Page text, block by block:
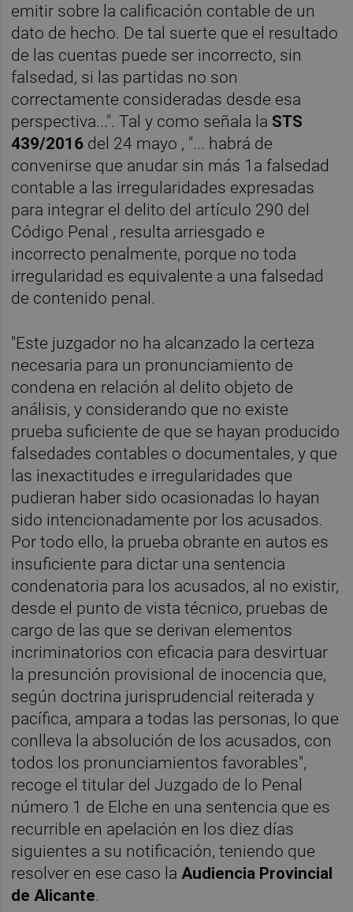
emitir sobre la calificación contable de un
dato de hecho. De tal suerte que el resultado
de las cuentas puede ser incorrecto, sin
falsedad, si las partidas no son
correctamente consideradas desde esa
perspectiva...". Tal y como señala la STS
439/2016 del 24 mayo , "... habrá de
convenirse que anudar sin más 1a falsedad
contable a las irregularidades expresadas
para integrar el delito del artículo 290 del
Código Penal , resulta arriesgado e
incorrecto penalmente, porque no toda
irregularidad es equivalente a una falsedad
de contenido penal.
"Este juzgador no ha alcanzado la certeza
necesaria para un pronunciamiento de
condena en relación al delito objeto de
análisis, y considerando que no existe
prueba suficiente de que se hayan producido
falsedades contables o documentales, y que
las inexactitudes e irregularidades que
pudieran haber sido ocasionadas lo hayan
sido intencionadamente por los acusados.
Por todo ello, la prueba obrante en autos es
insuficiente para dictar una sentencia
condenatoria para los acusados, al no existir,
desde el punto de vista técnico, pruebas de
cargo de las que se derivan elementos
incriminatorios con eficacia para desvirtuar
la presunción provisional de inocencia que,
según doctrina jurisprudencial reiterada y
pacífica, ampara a todas las personas, lo que
conlleva la absolución de los acusados, con
todos los pronunciamientos favorables",
recoge el titular del Juzgado de lo Penal
número 1 de Elche en una sentencia que es
recurrible en apelación en los diez días
siguientes a su notificación, teniendo que
resolver en ese caso laAudiencia Provincial
de Alicante.